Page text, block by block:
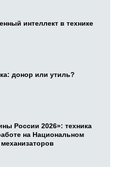
интеллект в технике
донор или утиль?
России 2026»: техника
на Национальном
механизаторов